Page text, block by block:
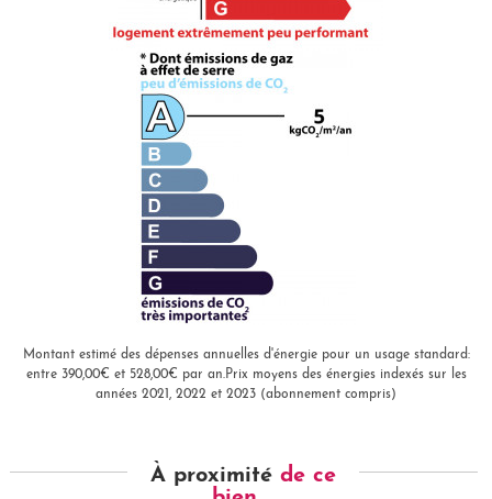
Montant estimé des dépenses annuelles d'énergie pour un usage standard:
entre 390,00€ et 528,00€ par an.Prix moyens des énergies indexés sur les
années 2021, 2022 et 2023 (abonnement compris)
À proximitéde ce